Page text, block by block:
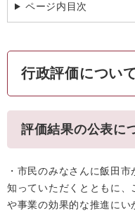
ページ内目次
行政評価につい
評価結果の公表に
・市民のみなさんに飯田
知っていただくとともに
や事業の効果的な推進にい